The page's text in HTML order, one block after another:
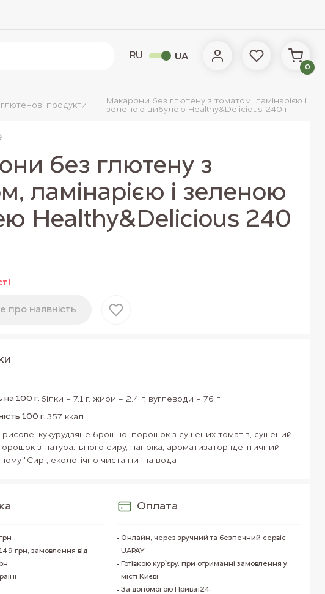
RU UA
0
продукти
Макарони без глютену з томатом, ламінарією і
зеленою цибулею Healthy&Delicious 240 г
без глютену з
ламінарією і зеленою
Healthy&Delicious 240
про наявнiсть
на 100 г: білки - 7.1 г, жири - 2.4 г, вуглеводи - 76 г
100 г: 357 ккал
кукурудзяне брошно, порошок з сушених томатів, сушений
з натурального сиру, папріка, ароматизатор ідентичний
"Сир", екологічно чиста питна вода
грн, замовлення від
Оплата
Онлайн, через зручний та безпечний сервіс
UAPAY
Готівкою кур`єру, при отриманні замовлення у
місті Києві
За допомогою Приват24